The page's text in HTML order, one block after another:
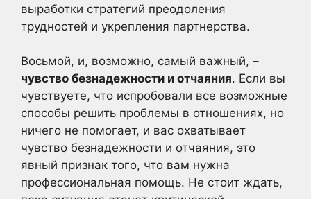
выработки стратегий преодоления
трудностей и укрепления партнерства.
Восьмой, и, возможно, самый важный, –
чувство безнадежности и отчаяния. Если вы
чувствуете, что испробовали все возможные
способы решить проблемы в отношениях, но
ничего не помогает, и вас охватывает
чувство безнадежности и отчаяния, это
явный признак того, что вам нужна
профессиональная помощь. Не стоит ждать,